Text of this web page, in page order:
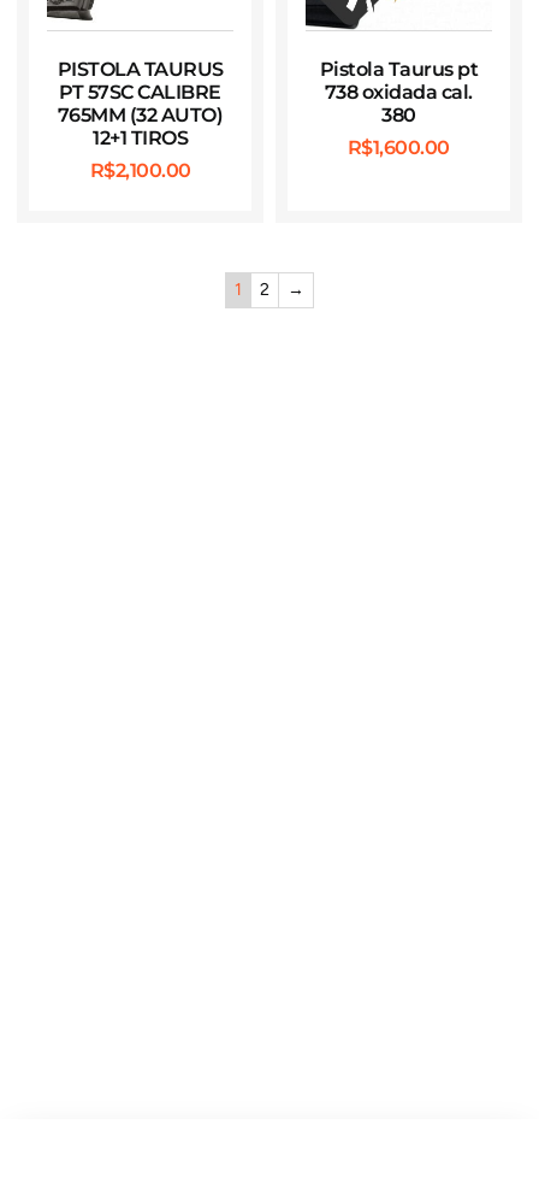
PISTOLA TAURUS
PT 57SC CALIBRE
765MM (32 AUTO)
12+1 TIROS
R$2,100.00
Pistola Taurus pt
738 oxidada cal.
380
R$1,600.00
1 2 →